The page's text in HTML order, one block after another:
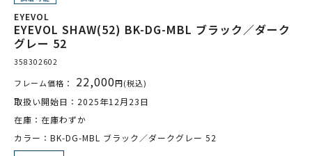
EYEVOL
EYEVOL SHAW(52) BK-DG-MBL ブラック／ダーク
グレー 52
358302602
フレーム価格： 22,000円(税込)
取扱い開始日：2025年12月23日
在庫：在庫わずか
カラー：BK-DG-MBL ブラック／ダークグレー 52